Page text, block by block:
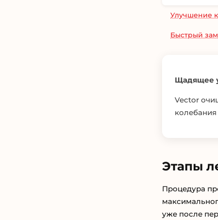
Улучшение
Быстрый
Щадящее
Vector
Этапы
Процедура
уже после